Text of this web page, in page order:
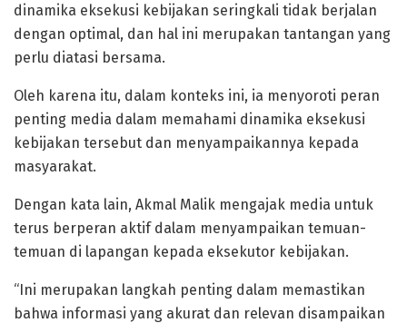
dinamika eksekusi kebijakan seringkali tidak berjalan
dengan optimal, dan hal ini merupakan tantangan yang
perlu diatasi bersama.
Oleh karena itu, dalam konteks ini, ia menyoroti peran
penting media dalam memahami dinamika eksekusi
kebijakan tersebut dan menyampaikannya kepada
masyarakat.
Dengan kata lain, Akmal Malik mengajak media untuk
terus berperan aktif dalam menyampaikan temuan-
temuan di lapangan kepada eksekutor kebijakan.
“Ini merupakan langkah penting dalam memastikan
bahwa informasi yang akurat dan relevan disampaikan